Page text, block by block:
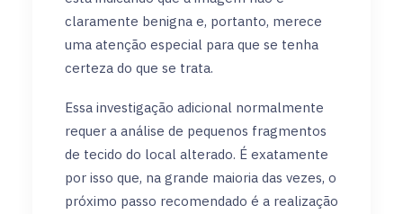
claramente benigna e, portanto, merece
uma atenção especial para que se tenha
certeza do que se trata.
Essa investigação adicional normalmente
requer a análise de pequenos fragmentos
de tecido do local alterado. É exatamente
por isso que, na grande maioria das vezes, o
próximo passo recomendado é a realização